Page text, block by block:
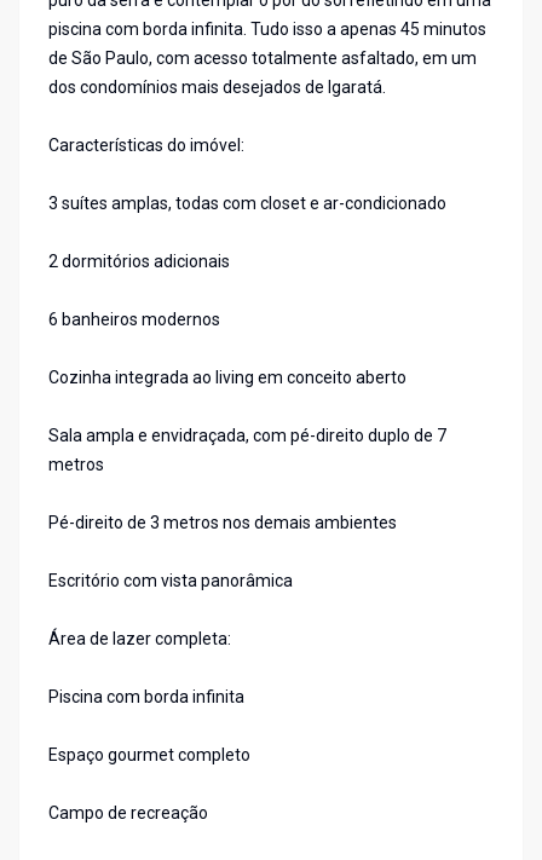
piscina com borda infinita. Tudo isso a apenas 45 minutos
de São Paulo, com acesso totalmente asfaltado, em um
dos condomínios mais desejados de Igaratá.
Características do imóvel:
3 suítes amplas, todas com closet e ar-condicionado
2 dormitórios adicionais
6 banheiros modernos
Cozinha integrada ao living em conceito aberto
Sala ampla e envidraçada, com pé-direito duplo de 7
metros
Pé-direito de 3 metros nos demais ambientes
Escritório com vista panorâmica
Área de lazer completa:
Piscina com borda infinita
Espaço gourmet completo
Campo de recreação